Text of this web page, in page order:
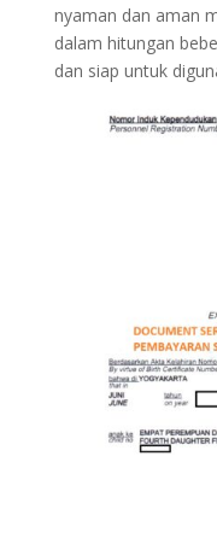
nyaman dan aman
dalam hitungan
dan siap untuk